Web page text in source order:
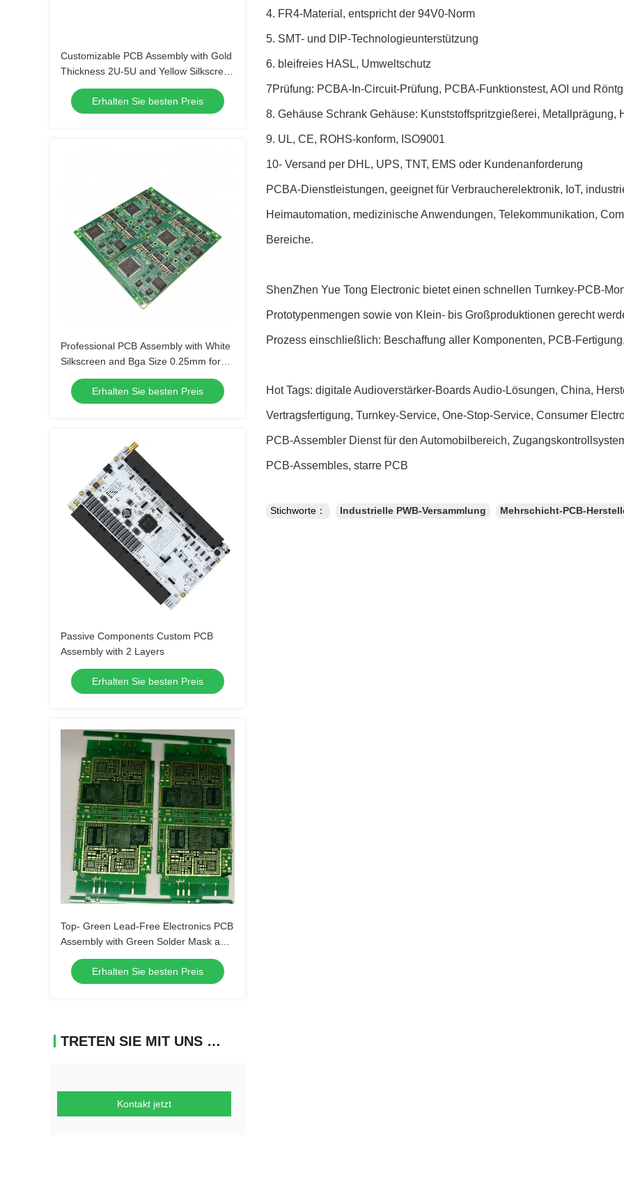
Customizable PCB Assembly with Gold
Thickness 2U-5U and Yellow Silkscreen
Color
Erhalten Sie besten Preis
Professional PCB Assembly with White
Silkscreen and Bga Size 0.25mm for
Extreme Temperature Range -40 C -85
Erhalten Sie besten Preis
Passive Components Custom PCB
Assembly with 2 Layers
Erhalten Sie besten Preis
Top- Green Lead-Free Electronics PCB
Assembly with Green Solder Mask and
Biggest Panel Size 610mm*508mm
Erhalten Sie besten Preis
TRETEN SIE MIT UNS IN VERBINDUNG
Kontakt jetzt
4. FR4-Material, entspricht der 94V0-Norm
5. SMT- und DIP-Technologieunterstützung
6. bleifreies HASL, Umweltschutz
7Prüfung: PCBA-In-Circuit-Prüfung, PCBA-Funktionstest, AOI und
8. Gehäuse Schrank Gehäuse: Kunststoffspritzgießerei, Metallprägung,
9. UL, CE, ROHS-konform, ISO9001
10- Versand per DHL, UPS, TNT, EMS oder Kundenanforderung
PCBA-Dienstleistungen, geeignet für Verbraucherelektronik, IoT,
Heimautomation, medizinische Anwendungen, Telekommunikation,
Bereiche.
ShenZhen Yue Tong Electronic bietet einen schnellen Turnkey-PCB-
Prototypenmengen sowie von Klein- bis Großproduktionen gerecht
Prozess einschließlich: Beschaffung aller Komponenten, PCB-
Hot Tags: digitale Audioverstärker-Boards Audio-Lösungen, China,
Vertragsfertigung, Turnkey-Service, One-Stop-Service, Consumer
PCB-Assembler Dienst für den Automobilbereich,
PCB-Assembles, starre PCB
Stichworte： Industrielle PWB-Versammlung Mehrschicht-PCB-